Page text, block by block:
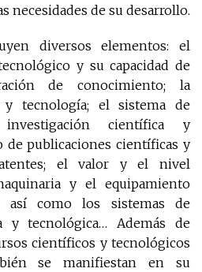
necesidades de su desarrollo.
diversos elementos: el
y su capacidad de
de conocimiento; la
tecnología; el sistema de
científica y
de publicaciones científicas y
el valor y el nivel
y el equipamiento
así como los sistemas de
y tecnológica… Además de
científicos y tecnológicos
se manifiestan en su